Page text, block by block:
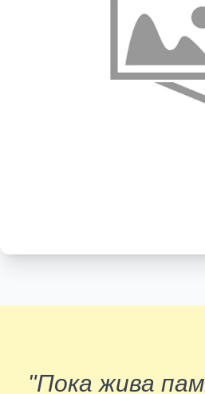
"Пока жива